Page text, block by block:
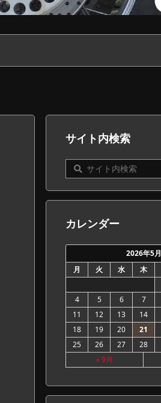
サイト内検索
カレンダー
2026年5月
月
火 水 木
4
5 6 7
11
12 13 14
18
19 20 21
25
26 27 28
« 9月